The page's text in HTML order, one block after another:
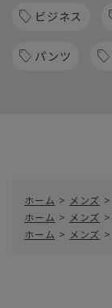
ビジネス
パンツ
ホーム > メンズ >
ホーム > メンズ >
ホーム > メンズ >